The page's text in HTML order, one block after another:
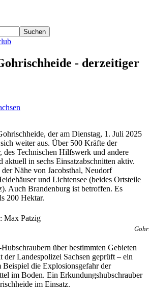
Suchen
- derzeitiger
der am Dienstag, 1. Juli 2025
weiter aus. Über 500 Kräfte der
Technischen Hilfswerk und andere
aktuell in sechs Einsatzabschnitten aktiv.
Nähe von Jacobsthal, Neudorf
und Lichtensee (beides Ortsteile
Auch Brandenburg ist betroffen. Es
200 Hektar.
über bestimmten Gebieten
Landespolizei Sachsen geprüft – ein
die Explosionsgefahr der
im Boden. Ein Erkundungshubschrauber
im Einsatz.